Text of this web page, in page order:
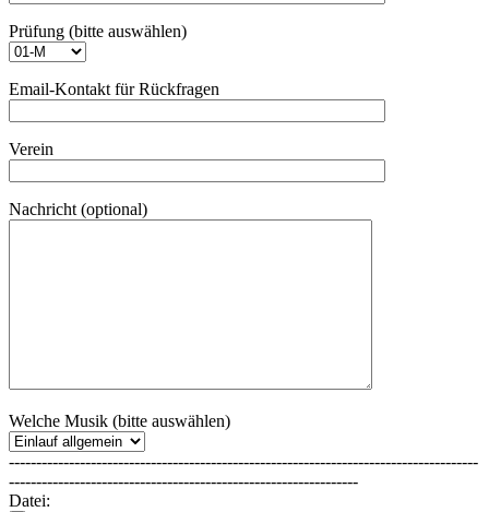
Prüfung (bitte auswählen)
Email-Kontakt für Rückfragen
Verein
Nachricht (optional)
Welche Musik (bitte auswählen)
--------------------------------------------------------------------------------------
----------------------------------------------------------------
Datei: